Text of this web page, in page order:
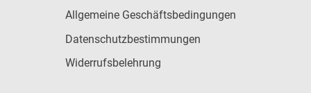
Allgemeine Geschäftsbedingungen
Datenschutzbestimmungen
Widerrufsbelehrung